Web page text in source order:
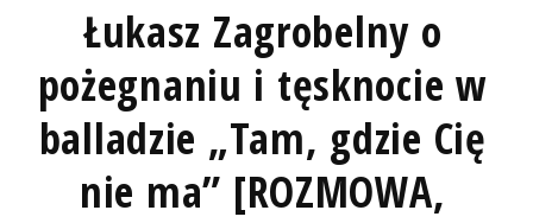
Łukasz Zagrobelny o
pożegnaniu i tęsknocie w
balladzie „Tam, gdzie Cię
nie ma” [ROZMOWA,